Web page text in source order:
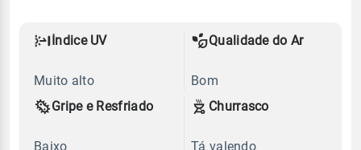
Índice UV
Muito alto
Qualidade do Ar
Bom
Gripe e Resfriado
Baixo
Churrasco
Tá valendo